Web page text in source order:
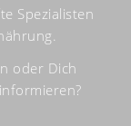
Spezialisten
oder Dich